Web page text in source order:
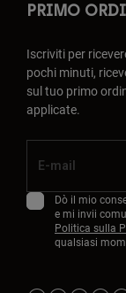
PRIMO
Iscriviti per
pochi minuti,
sul tuo primo
applicate.
Dò il mio
e mi invii
Politica sulla
qualsiasi